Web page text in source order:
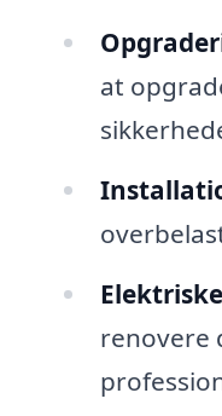
at
renovere